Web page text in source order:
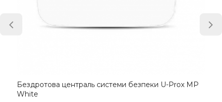
Бездротова централь системи безпеки U-Prox MP
White